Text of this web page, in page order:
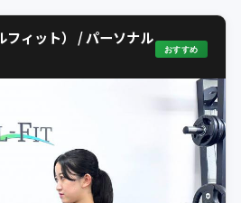
フィット） / パーソナル
おすすめ